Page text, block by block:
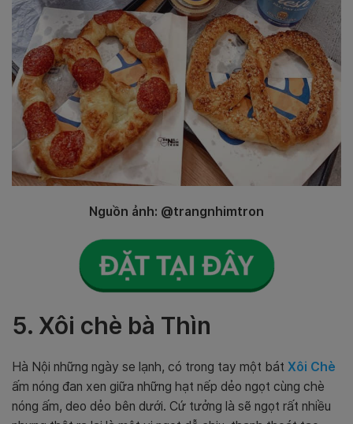
Nguồn ảnh: @trangnhimtron
5. Xôi chè bà Thìn
Hà Nội những ngày se lạnh, có trong tay một bát Xôi Chè
ấm nóng đan xen giữa những hạt nếp dẻo ngọt cùng chè
nóng ấm, deo dẻo bên dưới. Cứ tưởng là sẽ ngọt rất nhiều